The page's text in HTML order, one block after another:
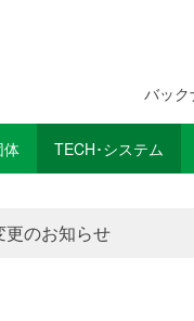
バック
体 TECH･システム
更のお知らせ
更のお知らせ